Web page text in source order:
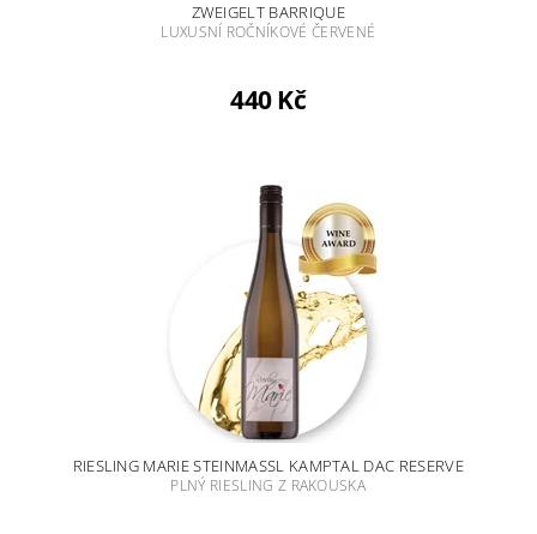
ZWEIGELT BARRIQUE
LUXUSNÍ ROČNÍKOVÉ ČERVENÉ
440 Kč
RIESLING MARIE STEINMASSL KAMPTAL DAC RESERVE
PLNÝ RIESLING Z RAKOUSKA